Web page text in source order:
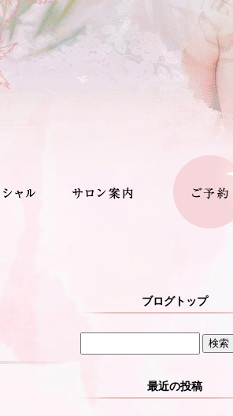
ブログトップ
最近の投稿